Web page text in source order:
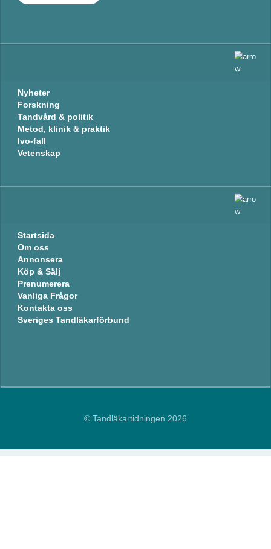
n
k
Nyheter
Forskning
Tandvård & politik
Metod, klinik & praktik
Ivo-fall
Vetenskap
Startsida
Om oss
Annonsera
Köp & Sälj
Prenumerera
Vanliga Frågor
Kontakta oss
Sveriges Tandläkarförbund
© Tandläkartidningen 2026